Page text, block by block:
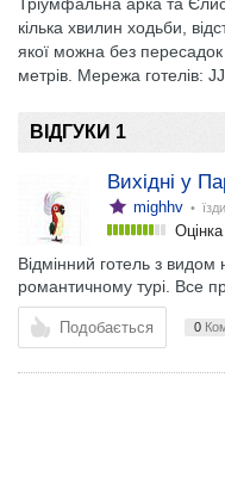
кілька хвилин ходьби,
якої можна без пересадок
метрів. Мережа готелів:
ВІДГУКИ 1
Вихідні у
mighhv •
Оцінка
Відмінний готель з
романтичному турі. Все
Подобається 0